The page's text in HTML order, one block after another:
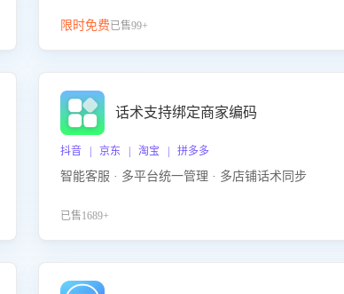
限时免费已售99+
话术支持绑定商家编码
抖音 | 京东 | 淘宝 | 拼多多
智能客服 · 多平台统一管理 · 多店铺话术同步
已售1689+